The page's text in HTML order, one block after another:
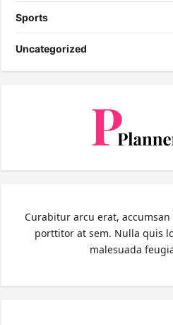
Sports
Uncategorized
Curabitur arcu erat,
porttitor at sem. Nulla quis
malesuada